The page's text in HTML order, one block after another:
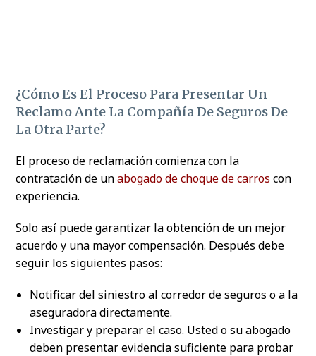
¿Cómo Es El Proceso Para Presentar Un
Reclamo Ante La Compañía De Seguros De
La Otra Parte?
El proceso de reclamación comienza con la
contratación de unabogado de choque de carroscon
experiencia.
Solo así puede garantizar la obtención de un mejor
acuerdo y una mayor compensación. Después debe
seguir los siguientes pasos:
Notificar del siniestro al corredor de seguros o a la
aseguradora directamente.
Investigar y preparar el caso. Usted o su abogado
deben presentar evidencia suficiente para probar